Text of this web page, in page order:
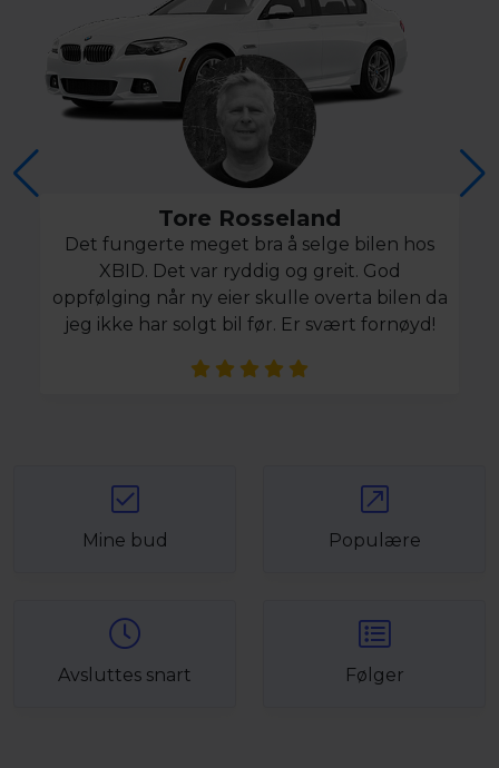
Tore Rosseland
Det fungerte meget bra å selge bilen hos
XBID. Det var ryddig og greit. God
oppfølging når ny eier skulle overta bilen da
jeg ikke har solgt bil før. Er svært fornøyd!
Mine bud Populære
Avsluttes snart Følger